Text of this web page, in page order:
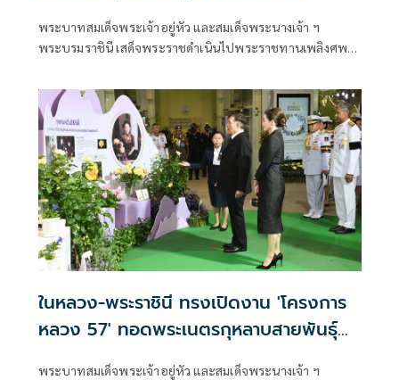
พระบาทสมเด็จพระเจ้าอยู่หัว และสมเด็จพระนางเจ้า ฯ
พระบรมราชินี เสด็จพระราชดำเนินไปพระราชทานเพลิงศพ
ป.จ.,ม.ป.ช.,ม.ว.ม.,ภ.ป.ร. 3 ,ว.ป.ร.3 และคุณหญิงสุมนา ทรัพย์
เจริญ ต.จ.,ป.ม.
ในหลวง-พระราชินี ทรงเปิดงาน 'โครงการ
หลวง 57' ทอดพระเนตรกุหลาบสายพันธุ์
ใหม่ 'ควีนสุทิดา'
พระบาทสมเด็จพระเจ้าอยู่หัว และสมเด็จพระนางเจ้า ฯ